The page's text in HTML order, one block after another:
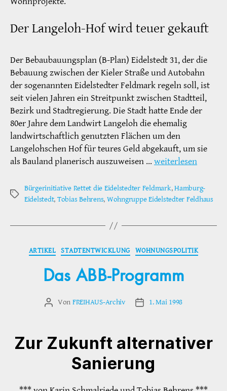
Der Langeloh-Hof wird teuer gekauft
Der Bebaubauungsplan (B-Plan) Eidelstedt 31, der die
Bebauung zwischen der Kieler Straße und Autobahn
der sogenannten Eidelstedter Feldmark regeln soll, ist
seit vielen Jahren ein Streitpunkt zwischen Stadtteil,
Bezirk und Stadtregierung. Die Stadt hatte Ende der
80er Jahre dem Landwirt Langeloh die ehemalig
landwirtschaftlich genutzten Flächen um den
Langelohschen Hof für teures Geld abgekauft, um sie
als Bauland planerisch auszuweisen … weiterlesen
Schlagwörter
Bürgerinitiative Rettet die Eidelstedter Feldmark,Hamburg-
Eidelstedt, Tobias Behrens, Wohngruppe Eidelstedter Feldhaus
Kategorien
ARTIKEL STADTENTWICKLUNG WOHNUNGSPOLITIK
Das ABB-Programm
Beitragsautor
Von FREIHAUS-Archiv Veröffentlichungsdatum
1. Mai 1998
Zur Zukunft alternativer
Sanierung